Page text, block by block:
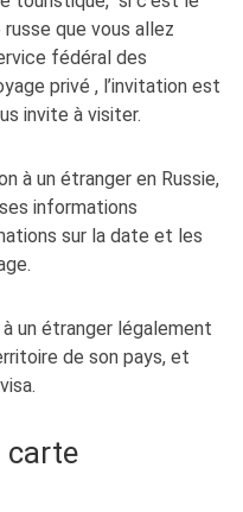
que vous allez
fédéral des
privé , l’invitation est
invite à visiter.
à un étranger en Russie,
informations
sur la date et les
un étranger légalement
de son pays, et
carte